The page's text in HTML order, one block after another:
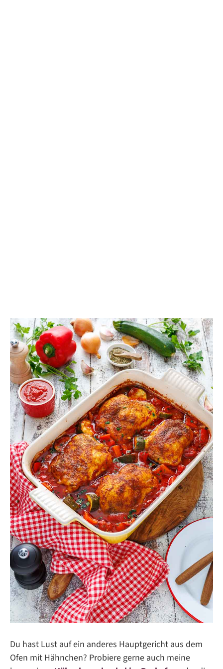
Du hast Lust auf ein anderes Hauptgericht aus dem
Ofen mit Hähnchen? Probiere gerne auch meine